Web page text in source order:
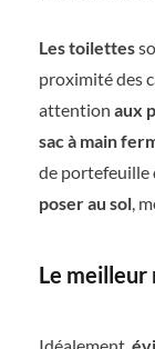
Les toilettes
proximité des
attention aux
sac à main
de portefeuille
poser au sol,
Le meilleur